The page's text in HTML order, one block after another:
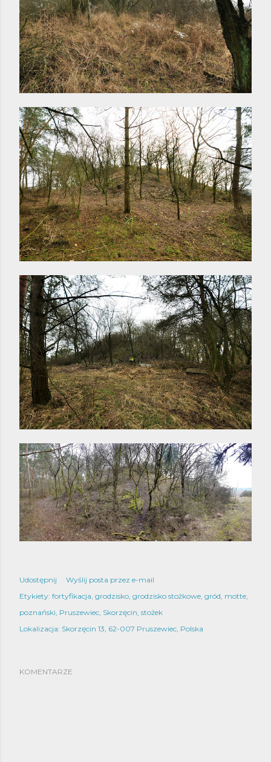
Udostępnij
Wyślij posta przez e-mail
Etykiety: fortyfikacja grodzisko grodzisko stożkowe gród motte
poznański Pruszewiec Skorzęcin stożek
Lokalizacja: Skorzęcin 13, 62-007 Pruszewiec, Polska
KOMENTARZE